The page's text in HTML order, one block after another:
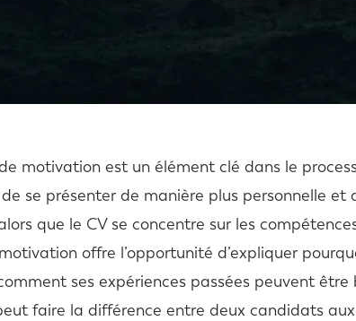
motivation est un élément clé dans le
se présenter de manière plus personnelle et
que le CV se concentre sur les
offre l’opportunité d’expliquer
ses expériences passées peuvent être
faire la différence entre deux candidats